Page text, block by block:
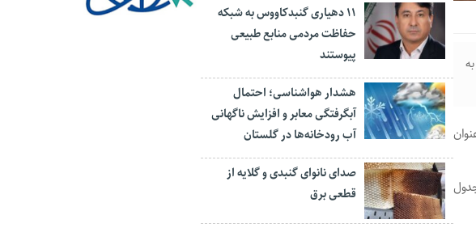
۱۱ دهیاری گنبدکاووس به شبکه
حفاظت مردمی منابع طبیعی
پیوستند
هشدار هواشناسی؛ احتمال
آبگرفتگی معابر و افزایش ناگهانی
آب رودخانه‌ها در گلستان
صدای نانوای گنبدی و گلایه از
قطعی برق